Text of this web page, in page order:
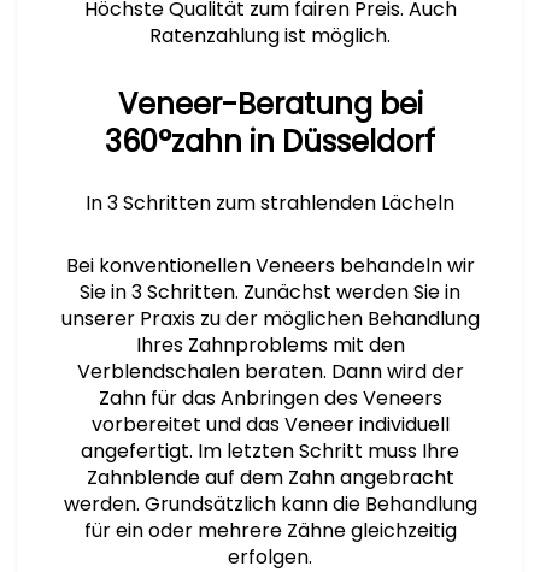
Höchste Qualität zum fairen Preis. Auch
Ratenzahlung ist möglich.
Veneer-Beratung bei
360°zahn in Düsseldorf
In 3 Schritten zum strahlenden Lächeln
Bei konventionellen Veneers behandeln wir
Sie in 3 Schritten. Zunächst werden Sie in
unserer Praxis zu der möglichen Behandlung
Ihres Zahnproblems mit den
Verblendschalen beraten. Dann wird der
Zahn für das Anbringen des Veneers
vorbereitet und das Veneer individuell
angefertigt. Im letzten Schritt muss Ihre
Zahnblende auf dem Zahn angebracht
werden. Grundsätzlich kann die Behandlung
für ein oder mehrere Zähne gleichzeitig
erfolgen.